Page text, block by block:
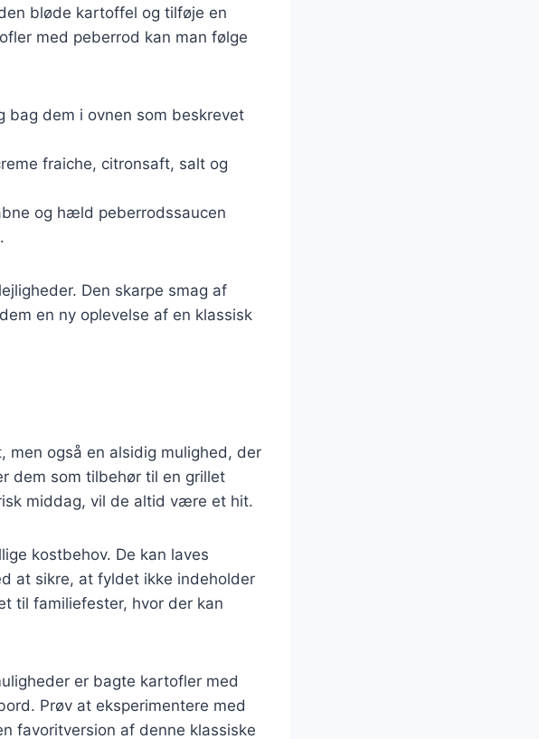
bløde kartoffel og tilføje en
med peberrod kan man følge
bag dem i ovnen som beskrevet
fraiche, citronsaft, salt og
og hæld peberrodssaucen
Den skarpe smag af
en ny oplevelse af en klassisk
også en alsidig mulighed, der
dem som tilbehør til en grillet
middag, vil de altid være et hit.
kostbehov. De kan laves
at sikre, at fyldet ikke indeholder
til familiefester, hvor der kan
er bagte kartofler med
Prøv at eksperimentere med
favoritversion af denne klassiske